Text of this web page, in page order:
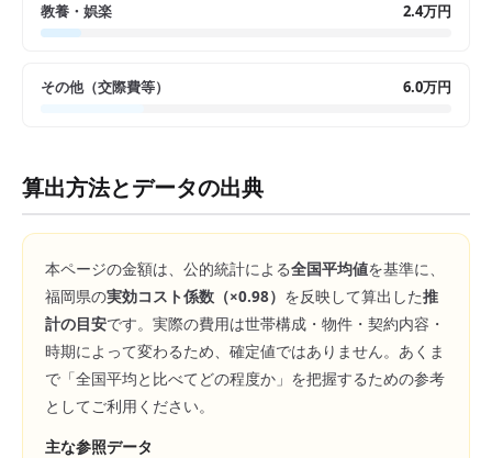
教養・娯楽 2.4万円
その他（交際費等） 6.0万円
算出方法とデータの出典
本ページの金額は、公的統計による全国平均値を基準に、
福岡県の実効コスト係数（×0.98） を反映して算出した推
計の目安です。実際の費用は世帯構成・物件・契約内容・
時期によって変わるため、確定値ではありません。あくま
で「全国平均と比べてどの程度か」を把握するための参考
としてご利用ください。
主な参照データ